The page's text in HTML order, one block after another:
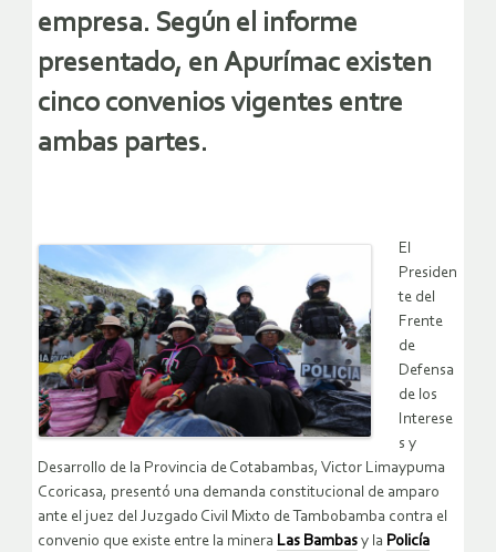
empresa. Según el informe
presentado, en Apurímac existen
cinco convenios vigentes entre
ambas partes.
El
Presiden
te del
Frente
de
Defensa
de los
Interese
s y
Desarrollo de la Provincia de Cotabambas, Victor Limaypuma
Ccoricasa, presentó una demanda constitucional de amparo
ante el juez del Juzgado Civil Mixto de Tambobamba contra el
convenio que existe entre la minera Las Bambas y la Policía